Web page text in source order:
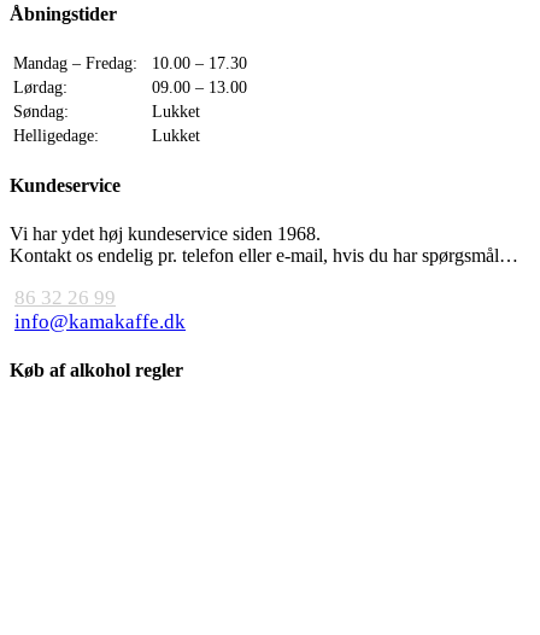
Åbningstider
Mandag – Fredag:
10.00 – 17.30
Lørdag:
09.00 – 13.00
Søndag:
Lukket
Helligedage:
Lukket
Kundeservice
Vi har ydet høj kundeservice siden 1968.
Kontakt os endelig pr. telefon eller e-mail, hvis du har spørgsmål…
86 32 26 99
info@kamakaffe.dk
Køb af alkohol regler